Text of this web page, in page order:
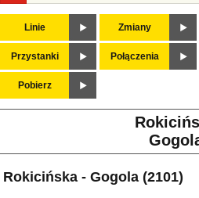
Linie Zmiany
Przystanki Połączenia
Pobierz
Rokicińska - Gogola (2101)